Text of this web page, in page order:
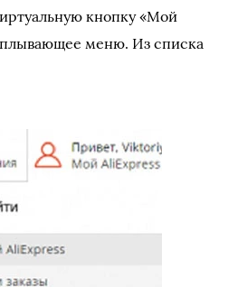
кнопку «Мой
меню. Из списка